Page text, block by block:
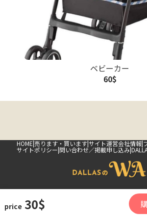
price 30$
ベビーカー
60$
HOME 売ります・買います サイト運営会社情報
サイトポリシー 問い合わせ／掲載申し込み
Copyright(c) 2026 DALLASのWA Inc.All